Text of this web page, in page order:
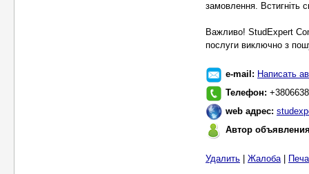
замовлення. Встигніть
Важливо! StudExpert
послуги виключно з
e-mail: Написать
Телефон:
web адрес:
Автор
Удалить Жалоба|